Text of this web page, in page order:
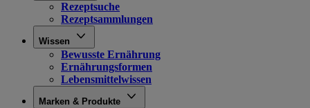
Rezeptsuche
Rezeptsammlungen
Wissen
Bewusste Ernährung
Ernährungsformen
Lebensmittelwissen
Marken & Produkte